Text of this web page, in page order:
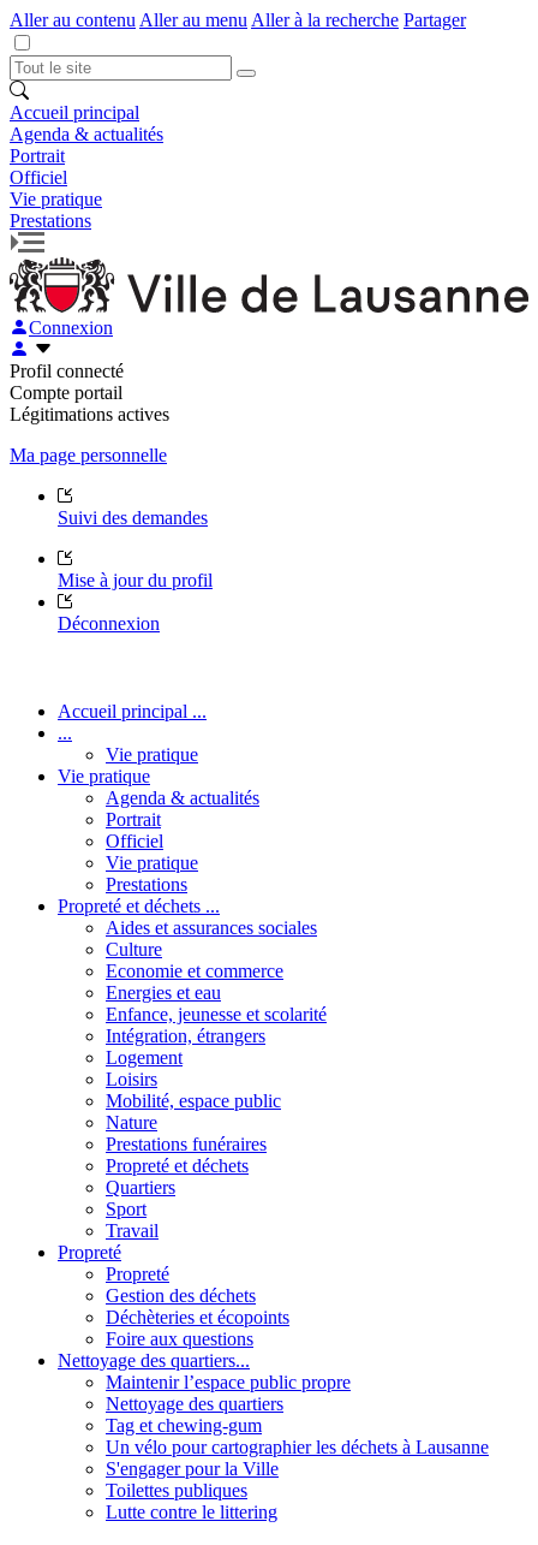
Aller au contenu Aller au menu Aller à la recherche Partager
Accueil principal
Agenda & actualités
Portrait
Officiel
Vie pratique
Prestations
Connexion
Profil connecté
Compte portail
Légitimations actives
Ma page personnelle
Suivi des demandes
Mise à jour du profil
Déconnexion
Accueil principal ...
...
Vie pratique
Vie pratique
Agenda & actualités
Portrait
Officiel
Vie pratique
Prestations
Propreté et déchets ...
Aides et assurances sociales
Culture
Economie et commerce
Energies et eau
Enfance, jeunesse et scolarité
Intégration, étrangers
Logement
Loisirs
Mobilité, espace public
Nature
Prestations funéraires
Propreté et déchets
Quartiers
Sport
Travail
Propreté
Propreté
Gestion des déchets
Déchèteries et écopoints
Foire aux questions
Nettoyage des quartiers...
Maintenir l’espace public propre
Nettoyage des quartiers
Tag et chewing-gum
Un vélo pour cartographier les déchets à Lausanne
S'engager pour la Ville
Toilettes publiques
Lutte contre le littering